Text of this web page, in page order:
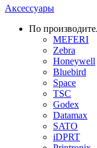
Аксессуары
По
MEFERI
Zebra
Honeywell
Bluebird
Space
TSC
Godex
Datamax
SATO
iDPRT